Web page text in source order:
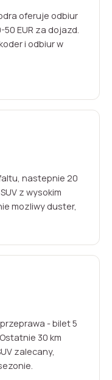
oferuje odbiur
EUR za dojazd.
i odbiur w
nastepnie 20
z wysokim
mozliwy duster,
- bilet 5
30 km
zalecany,